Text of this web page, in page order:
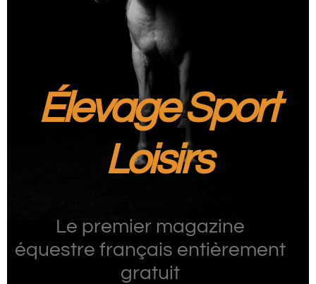
Élevage Sport
Loisirs
Le premier magazine
équestre français entièrement
gratuit